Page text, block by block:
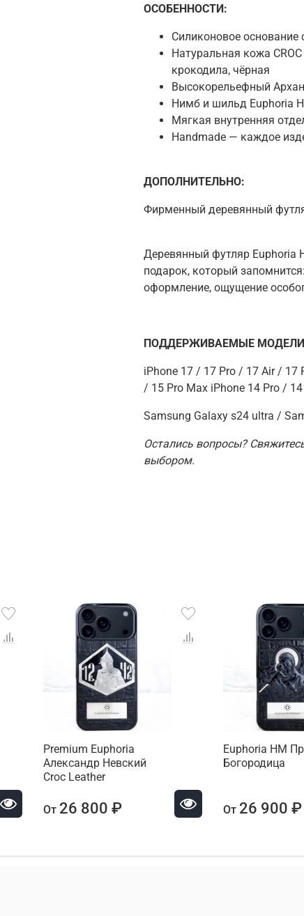
ОСОБЕННОСТИ:
Силиконовое
Натуральная кожа
крокодила, чёрная
Высокорельефный
Нимб и шильд Euphoria
Мягкая внутренняя
Handmade — каждое
ДОПОЛНИТЕЛЬНО:
Фирменный деревянный
Деревянный футляр Euphoria
подарок, который запомнится:
оформление, ощущение
ПОДДЕРЖИВАЕМЫЕ
iPhone 17 / 17 Pro / 17 Air / 17
/ 15 Pro Max iPhone 14 Pro /
Samsung Galaxy s24 ultra /
Остались вопросы?
выбором.
Premium Euphoria
Александр Невский
Croc Leather
От 26 800 ₽
Euphoria HM
Богородица
От 26 900 ₽